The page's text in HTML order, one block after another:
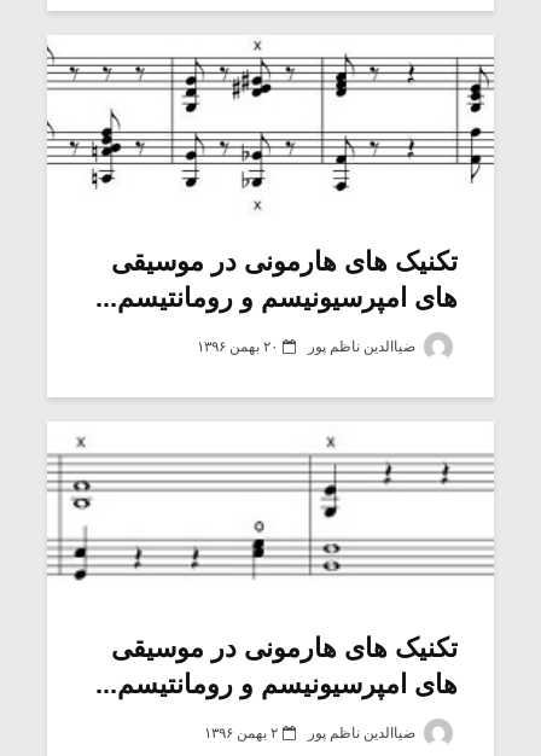
تکنیک های هارمونی در موسیقی
های امپرسیونیسم و رومانتیسم...
ضیاالدین ناظم پور ۲۰ بهمن ۱۳۹۶
تکنیک های هارمونی در موسیقی
های امپرسیونیسم و رومانتیسم...
ضیاالدین ناظم پور ۲ بهمن ۱۳۹۶
میکلوش روژا
یادداشتی بر موسیقی
شیش و نیم»
موریس ژار